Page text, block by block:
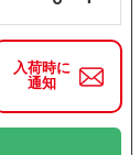
入荷時に
通知